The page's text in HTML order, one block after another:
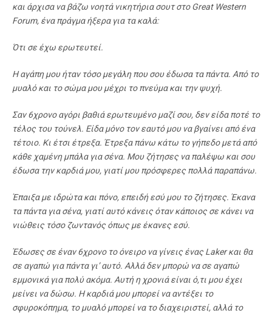
και άρχισα να βάζω νοητά νικητήρια σουτ στο Great Western
Forum, ένα πράγμα ήξερα για τα καλά:
Ότι σε έχω ερωτευτεί.
Η αγάπη μου ήταν τόσο μεγάλη που σου έδωσα τα πάντα. Από το
μυαλό και το σώμα μου μέχρι το πνεύμα και την ψυχή.
Σαν 6χρονο αγόρι βαθιά ερωτευμένο μαζί σου, δεν είδα ποτέ το
τέλος του τούνελ. Είδα μόνο τον εαυτό μου να βγαίνει από ένα
τέτοιο. Κι έτσι έτρεξα. Έτρεξα πάνω κάτω το γήπεδο μετά από
κάθε χαμένη μπάλα για σένα. Μου ζήτησες να παλέψω και σου
έδωσα την καρδιά μου, γιατί μου πρόσφερες πολλά παραπάνω.
Έπαιξα με ιδρώτα και πόνο, επειδή εσύ μου το ζήτησες. Έκανα
τα πάντα για σένα, γιατί αυτό κάνεις όταν κάποιος σε κάνει να
νιώθεις τόσο ζωντανός όπως με έκανες εσύ.
Έδωσες σε έναν 6χρονο το όνειρο να γίνεις ένας Laker και θα
σε αγαπώ για πάντα γι’ αυτό. Αλλά δεν μπορώ να σε αγαπώ
εμμονικά για πολύ ακόμα. Αυτή η χρονιά είναι ό,τι μου έχει
μείνει να δώσω. Η καρδιά μου μπορεί να αντέξει το
σφυροκόπημα, το μυαλό μπορεί να το διαχειριστεί, αλλά το